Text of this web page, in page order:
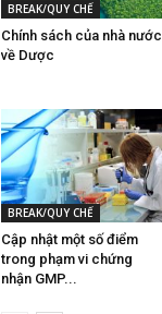
BREAK/QUY CHẾ
Chính sách của nhà nước
về Dược
BREAK/QUY CHẾ
Cập nhật một số điểm
trong phạm vi chứng
nhận GMP...